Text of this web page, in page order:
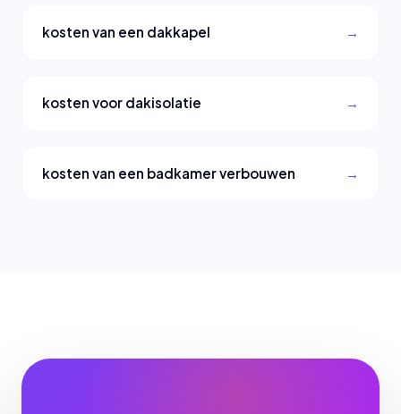
kosten van een dakkapel
kosten voor dakisolatie
kosten van een badkamer verbouwen